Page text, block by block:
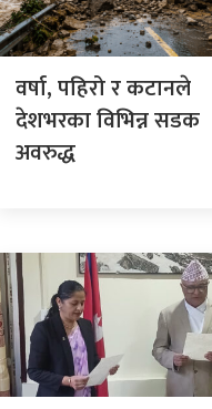
वर्षा, पहिरो र कटानले
देशभरका विभिन्न सडक
अवरुद्ध